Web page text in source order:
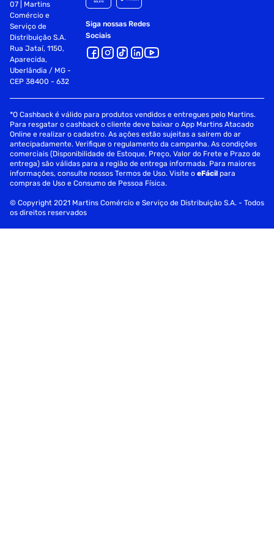
07 | Martins
Comércio e
Serviço de
Distribuição S.A.
Rua Jataí, 1150,
Aparecida,
Uberlândia / MG -
CEP 38400 - 632
Siga nossas Redes
Sociais
*O Cashback é válido para produtos vendidos e entregues pelo Martins.
Para resgatar o cashback o cliente deve baixar o App Martins Atacado
Online e realizar o cadastro. As ações estão sujeitas a saírem do ar
antecipadamente. Verifique o regulamento da campanha. As condições
comerciais (Disponibilidade de Estoque, Preço, Valor do Frete e Prazo de
entrega) são válidas para a região de entrega informada. Para maiores
informações, consulte nossos Termos de Uso. Visite oeFácil para
compras de Uso e Consumo de Pessoa Física.
© Copyright 2021 Martins Comércio e Serviço de Distribuição S.A. - Todos
os direitos reservados